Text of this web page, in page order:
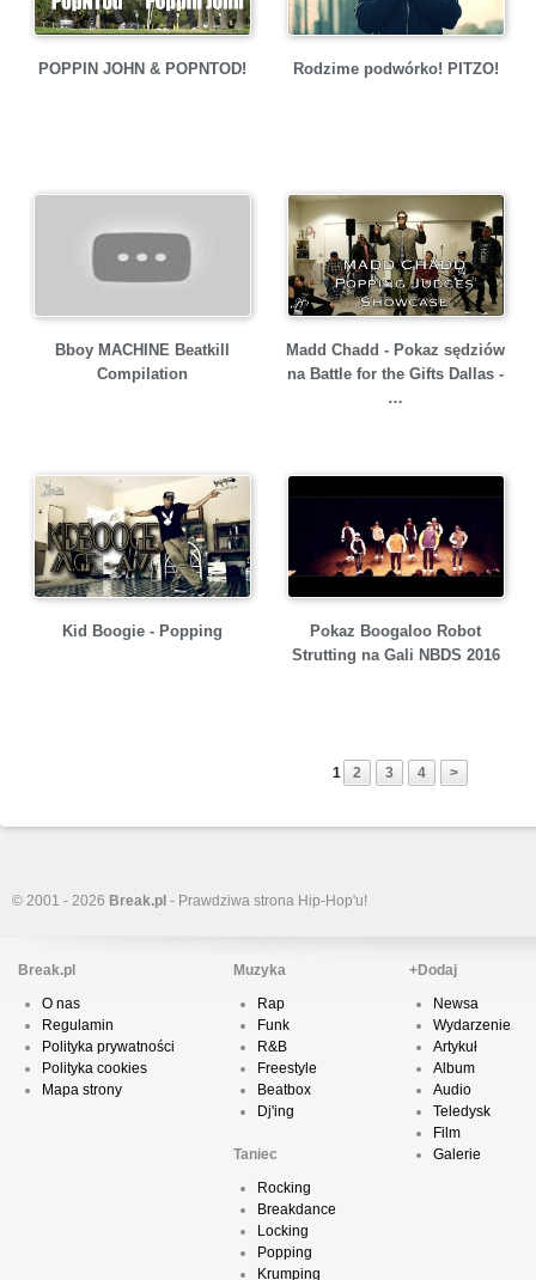
POPPIN JOHN & POPNTOD! Rodzime podwórko! PITZO!
Bboy MACHINE Beatkill
Compilation
Madd Chadd - Pokaz sędziów
na Battle for the Gifts Dallas -
…
Kid Boogie - Popping
Pokaz Boogaloo Robot
Strutting na Gali NBDS 2016
1 2 3 4 >
© 2001 - 2026 Break.pl - Prawdziwa strona Hip-Hop'u!
Break.pl
O nas
Regulamin
Polityka prywatności
Polityka cookies
Mapa strony
Muzyka
Rap
Funk
R&B
Freestyle
Beatbox
Dj'ing
Taniec
Rocking
Breakdance
Locking
Popping
Krumping
+Dodaj
Newsa
Wydarzenie
Artykuł
Album
Audio
Teledysk
Film
Galerie